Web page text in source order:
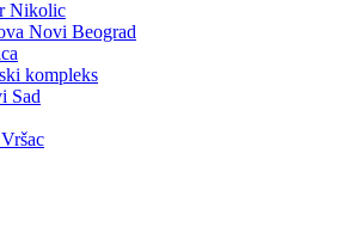
Nikolic
Novi Beograd
kompleks
Sad